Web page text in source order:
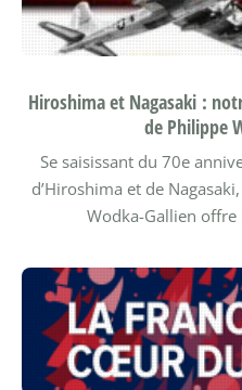
Hiroshima et Nagasaki :
de Philippe
Se saisissant du 70e
d’Hiroshima et de
Wodka-Gallien